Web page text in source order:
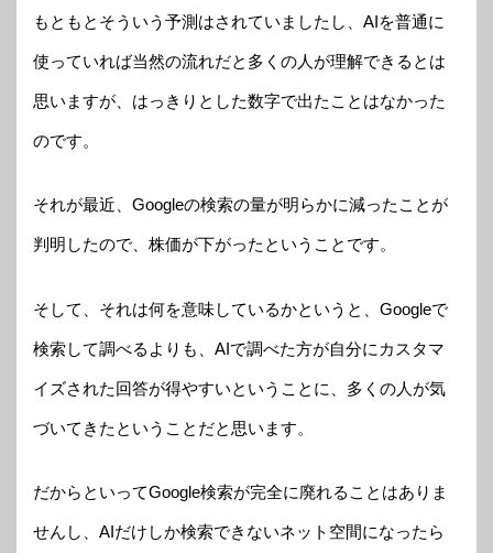
もともとそういう予測はされていましたし、AIを普通に
使っていれば当然の流れだと多くの人が理解できるとは
思いますが、はっきりとした数字で出たことはなかった
のです。
それが最近、Googleの検索の量が明らかに減ったことが
判明したので、株価が下がったということです。
そして、それは何を意味しているかというと、Googleで
検索して調べるよりも、AIで調べた方が自分にカスタマ
イズされた回答が得やすいということに、多くの人が気
づいてきたということだと思います。
だからといってGoogle検索が完全に廃れることはありま
せんし、AIだけしか検索できないネット空間になったら